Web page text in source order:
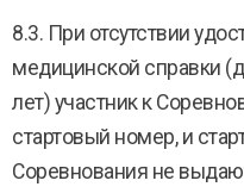
8.3. При отсутствии
медицинской справки
лет) участник к
стартовый номер, и
Соревнования не